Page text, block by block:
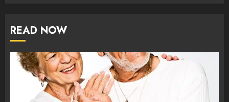
READ NOW